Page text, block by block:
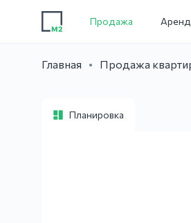
Продажа
Главная Продажа
Планировка